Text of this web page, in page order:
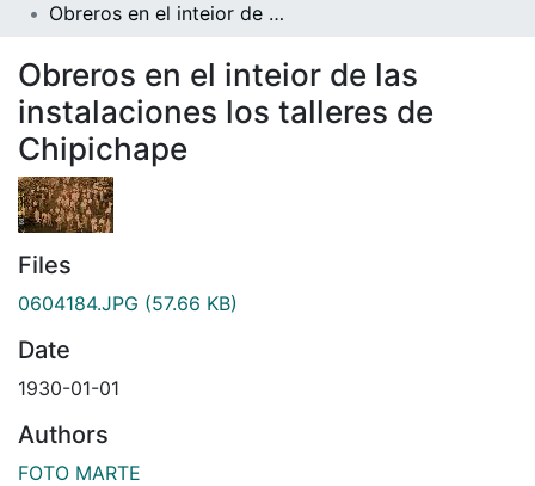
Obreros en el inteior de las instalaciones los talleres de Chipichape
Obreros en el inteior de las
instalaciones los talleres de
Chipichape
Files
0604184.JPG (57.66 KB)
Date
1930-01-01
Authors
FOTO MARTE